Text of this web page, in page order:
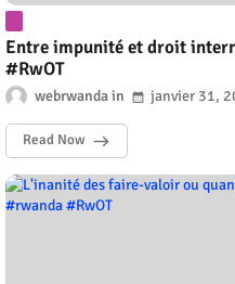
Entre impunité et droit
#RwOT
webrwanda janvier 31,
Read Now